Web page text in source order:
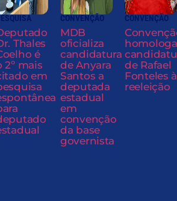
Thales
é
2º mais
em
CONVENÇÃO
MDB
oficializa
candidatura
de Anyara
Santos a
deputada
estadual
em
convenção
da base
governista
CONVENÇÃO
homologa
de Rafael
Fonteles à
reeleição